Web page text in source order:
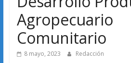
Agropecuario
Comunitario
8 mayo, 2023 Redacción